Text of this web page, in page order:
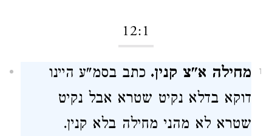
12:1
1 מחילה א"צ קנין. כתב בסמ"ע היינו
דוקא בדלא נקיט שטרא אבל נקיט
שטרא לא מהני מחילה בלא קנין.